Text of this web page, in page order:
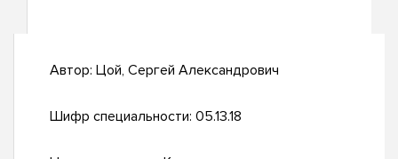
Автор: Цой, Сергей Александрович
Шифр специальности: 05.13.18